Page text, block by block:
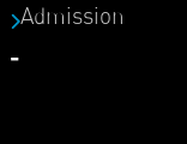
Admission
-